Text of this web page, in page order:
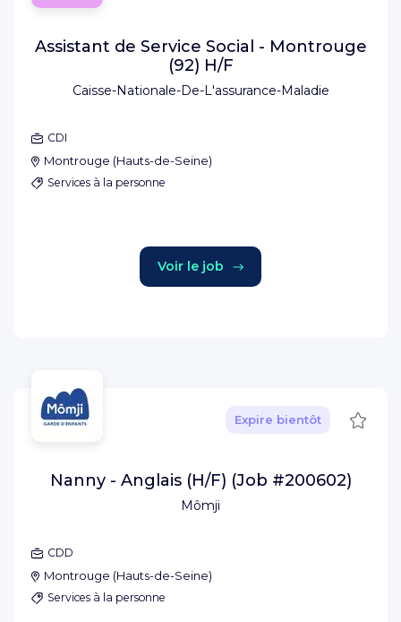
Caisse-Nationale-De-L'assurance-Maladie
Assistant de Service Social - Montrouge
(92) H/F
CDI
Montrouge (Hauts-de-Seine)
Services à la personne
Voir le job
Mômji
Expire bientôt
Nanny - Anglais (H/F) (Job #200602)
CDD
Montrouge (Hauts-de-Seine)
Services à la personne